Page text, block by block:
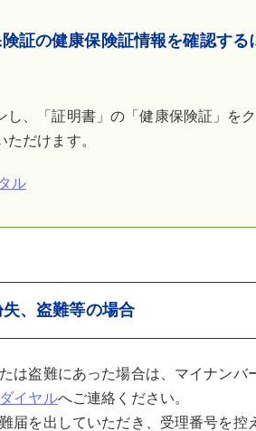
証の健康保険証情報を確認する
し、「証明書」の「健康保険証」を
だけます。
ル
、盗難等の場合
は盗難にあった場合は、マイナン
イヤルへご連絡ください。
届を出していただき、受理番号を